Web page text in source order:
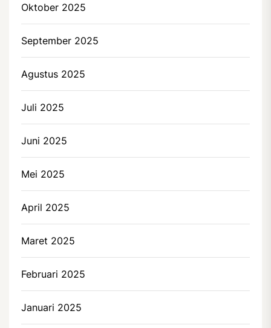
Oktober 2025
September 2025
Agustus 2025
Juli 2025
Juni 2025
Mei 2025
April 2025
Maret 2025
Februari 2025
Januari 2025